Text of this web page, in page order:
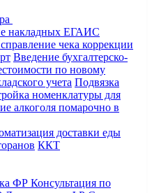
накладных ЕГАИС
чека коррекции
Введение бухгалтерско-
по новому
учета Подвязка
номенклатуры для
алкоголя помарочно в
доставки еды
ККТ
ФР Консультация по